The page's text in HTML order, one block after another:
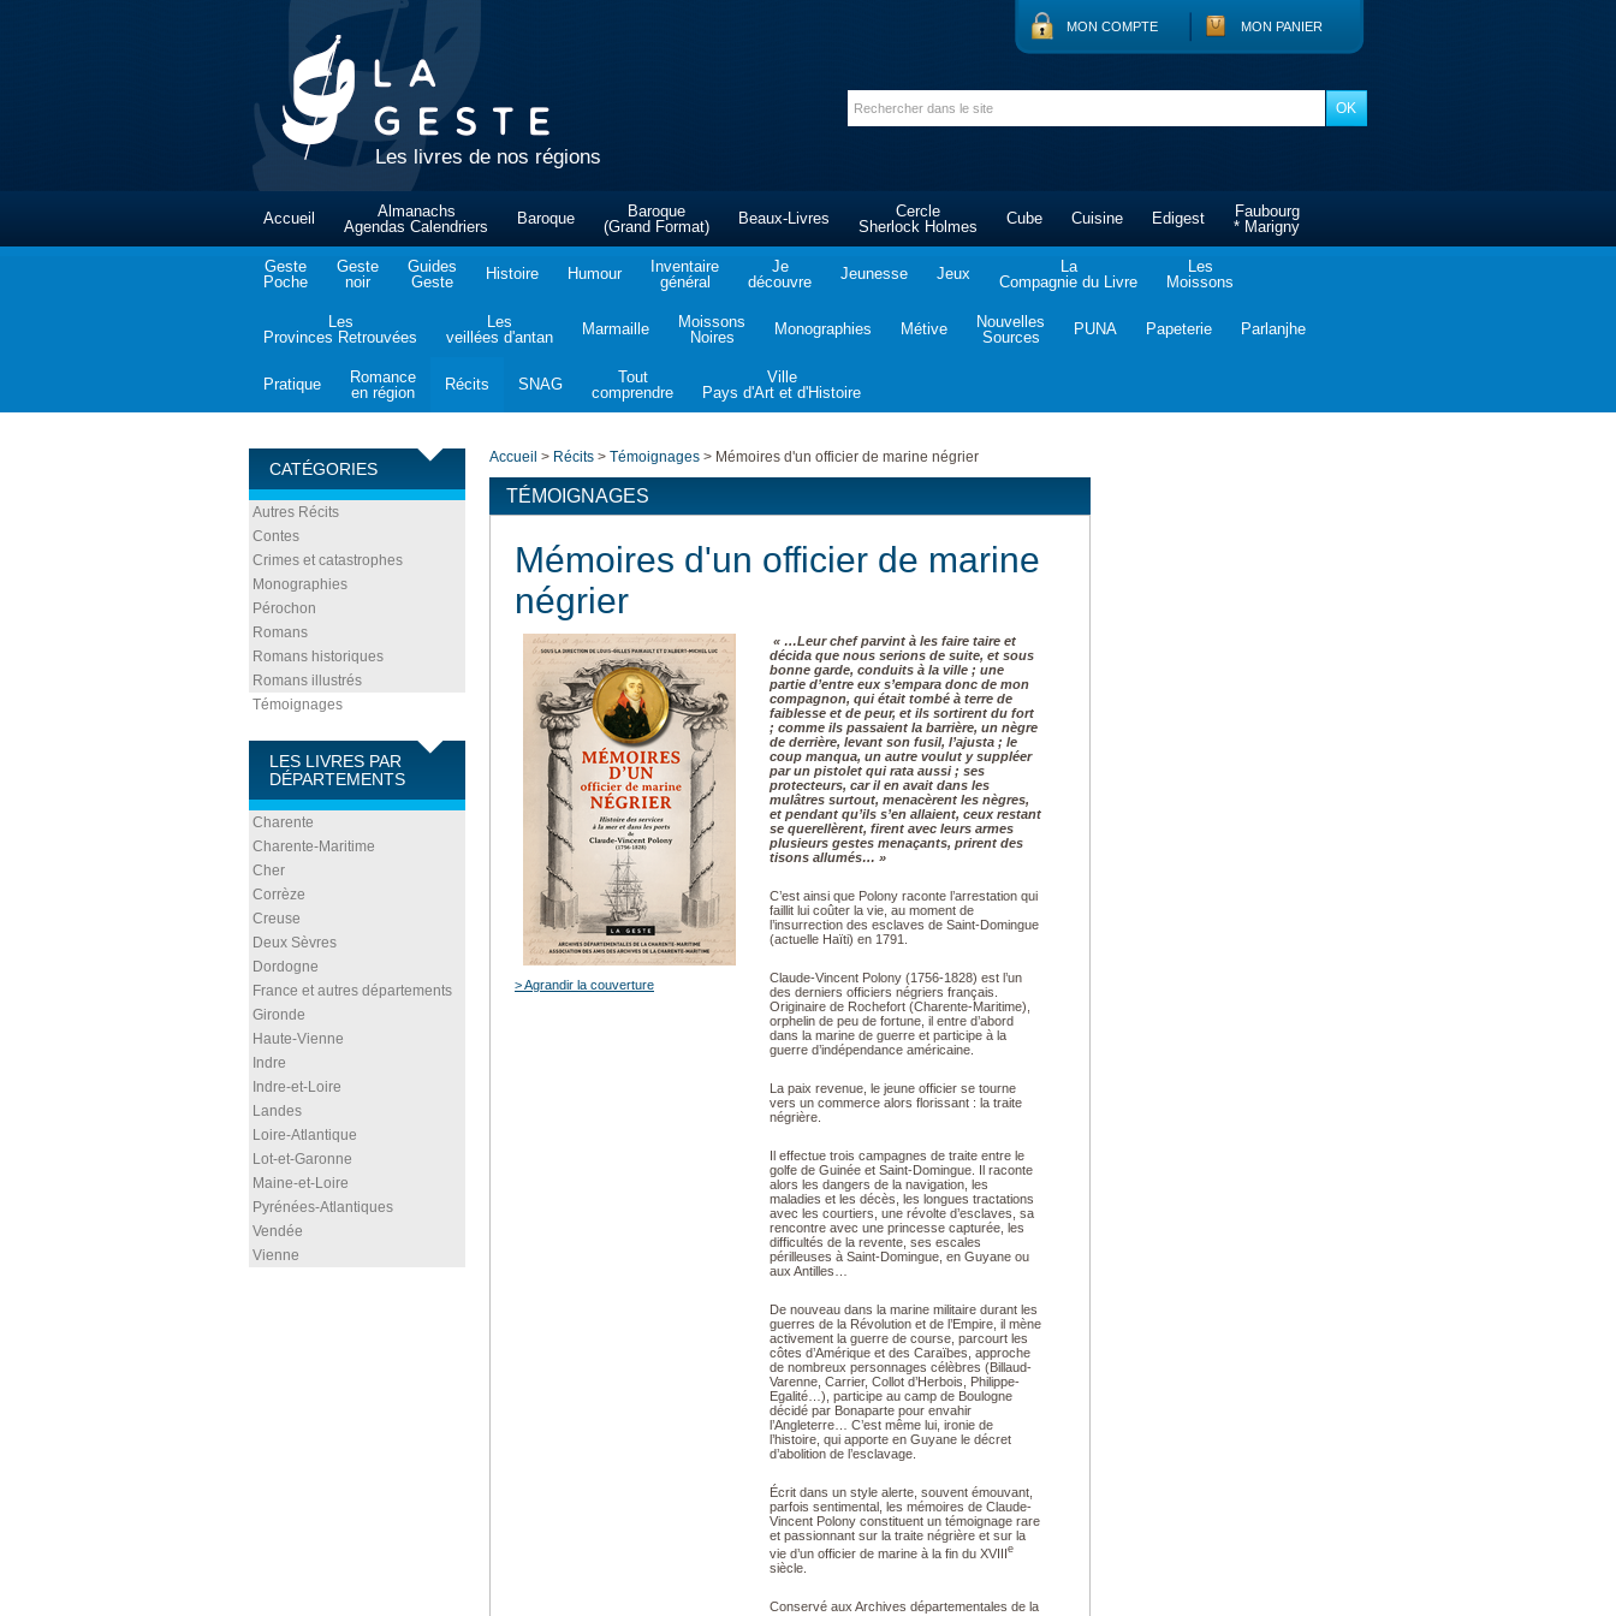
Les livres de nos régions
MON COMPTE MON PANIER
Accueil
Almanachs
Agendas Calendriers
Baroque
Baroque
(Grand Format)
Beaux-Livres
Cercle
Sherlock Holmes
Cube Cuisine Edigest
Faubourg
* Marigny
Geste
Poche
Geste
noir
Guides
Geste
Histoire Humour
Inventaire
général
Je
découvre
Jeunesse Jeux
La
Compagnie du Livre
Les
Moissons
Les
Provinces Retrouvées
Les
veillées d'antan
Marmaille
Moissons
Noires
Monographies Métive
Nouvelles
Sources
PUNA Papeterie Parlanjhe
Pratique
Romance
en région
Récits SNAG
Tout
comprendre
Ville
Pays d'Art et d'Histoire
CATÉGORIES
Autres Récits
Contes
Crimes et catastrophes
Monographies
Pérochon
Romans
Romans historiques
Romans illustrés
Témoignages
LES LIVRES PAR
DÉPARTEMENTS
Charente
Charente-Maritime
Cher
Corrèze
Creuse
Deux Sèvres
Dordogne
France et autres départements
Gironde
Haute-Vienne
Indre
Indre-et-Loire
Landes
Loire-Atlantique
Lot-et-Garonne
Maine-et-Loire
Pyrénées-Atlantiques
Vendée
Vienne
Accueil > Récits > Témoignages > Mémoires d'un officier de marine négrier
TÉMOIGNAGES
Mémoires d'un officier de marine
négrier
> Agrandir la couverture
« …Leur chef parvint à les faire taire et
décida que nous serions de suite, et sous
bonne garde, conduits à la ville ; une
partie d’entre eux s’empara donc de mon
compagnon, qui était tombé à terre de
faiblesse et de peur, et ils sortirent du fort
; comme ils passaient la barrière, un nègre
de derrière, levant son fusil, l’ajusta ; le
coup manqua, un autre voulut y suppléer
par un pistolet qui rata aussi ; ses
protecteurs, car il en avait dans les
mulâtres surtout, menacèrent les nègres,
et pendant qu’ils s’en allaient, ceux restant
se querellèrent, firent avec leurs armes
plusieurs gestes menaçants, prirent des
tisons allumés… »
C’est ainsi que Polony raconte l’arrestation qui
faillit lui coûter la vie, au moment de
l’insurrection des esclaves de Saint-Domingue
(actuelle Haïti) en 1791.
Claude-Vincent Polony (1756-1828) est l’un
des derniers officiers négriers français.
Originaire de Rochefort (Charente-Maritime),
orphelin de peu de fortune, il entre d’abord
dans la marine de guerre et participe à la
guerre d’indépendance américaine.
La paix revenue, le jeune officier se tourne
vers un commerce alors florissant : la traite
négrière.
Il effectue trois campagnes de traite entre le
golfe de Guinée et Saint-Domingue. Il raconte
alors les dangers de la navigation, les
maladies et les décès, les longues tractations
avec les courtiers, une révolte d’esclaves, sa
rencontre avec une princesse capturée, les
difficultés de la revente, ses escales
périlleuses à Saint-Domingue, en Guyane ou
aux Antilles…
De nouveau dans la marine militaire durant les
guerres de la Révolution et de l’Empire, il mène
activement la guerre de course, parcourt les
côtes d’Amérique et des Caraïbes, approche
de nombreux personnages célèbres (Billaud-
Varenne, Carrier, Collot d’Herbois, Philippe-
Egalité…), participe au camp de Boulogne
décidé par Bonaparte pour envahir
l’Angleterre… C’est même lui, ironie de
l’histoire, qui apporte en Guyane le décret
d’abolition de l’esclavage.
Écrit dans un style alerte, souvent émouvant,
parfois sentimental, les mémoires de Claude-
Vincent Polony constituent un témoignage rare
et passionnant sur la traite négrière et sur la
vie d’un officier de marine à la fin du XVIIIe
siècle.
Conservé aux Archives départementales de la